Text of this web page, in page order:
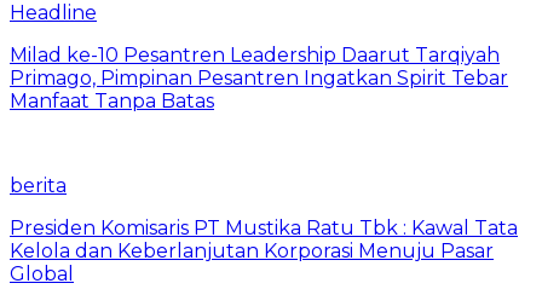
Headline
Milad ke-10 Pesantren Leadership Daarut Tarqiyah
Primago, Pimpinan Pesantren Ingatkan Spirit Tebar
Manfaat Tanpa Batas
berita
Presiden Komisaris PT Mustika Ratu Tbk : Kawal Tata
Kelola dan Keberlanjutan Korporasi Menuju Pasar
Global